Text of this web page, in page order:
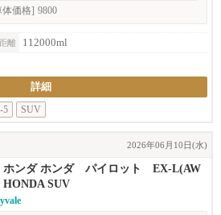
体価格] 9800
離
112000ml
詳細
5 SUV
2026年06月10日(水)
ホンダ ホンダ パイロット EX-L(AW
HONDA SUV